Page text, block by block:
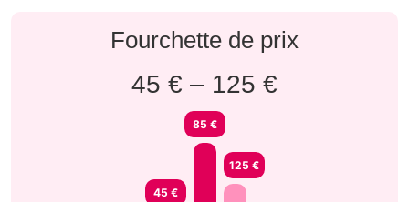
Fourchette de prix
45 € – 125 €
45 €
85 €
125 €